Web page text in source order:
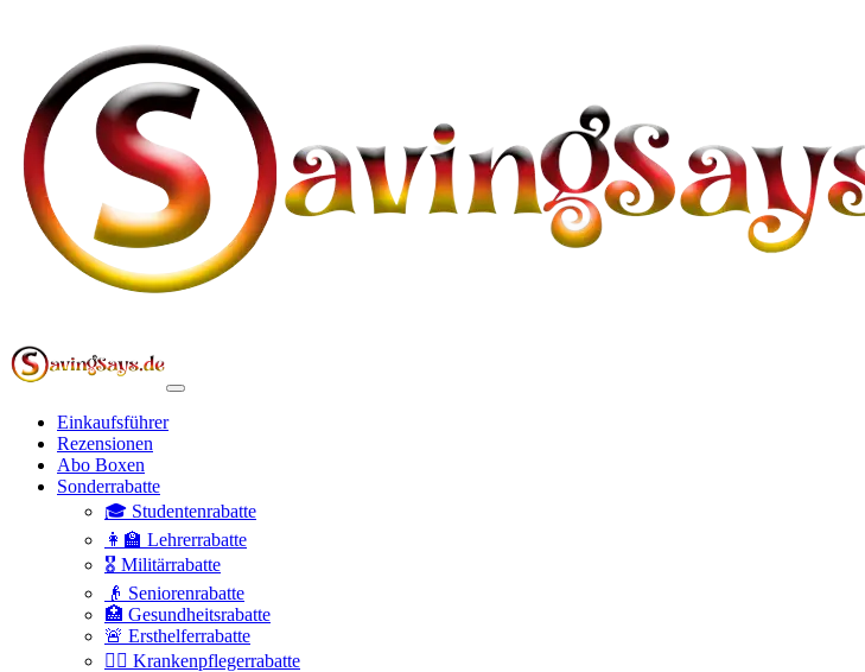
Einkaufsführer
Rezensionen
Abo Boxen
Sonderrabatte
🎓 Studentenrabatte
👩‍🏫 Lehrerrabatte
🎖️ Militärrabatte
👴 Seniorenrabatte
🏥 Gesundheitsrabatte
🚨 Ersthelferrabatte
👩‍⚕️ Krankenpflegerrabatte